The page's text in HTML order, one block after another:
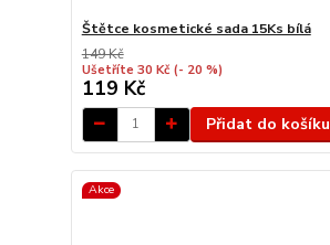
Štětce kosmetické sada 15Ks bílá
149 Kč
Ušetříte 30 Kč (- 20 %)
119 Kč
Přidat do košíku
Akce